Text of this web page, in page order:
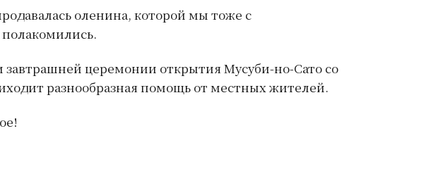
оленина, которой мы тоже с
завтрашней церемонии открытия Мусуби-но-Сато со
разнообразная помощь от местных жителей.